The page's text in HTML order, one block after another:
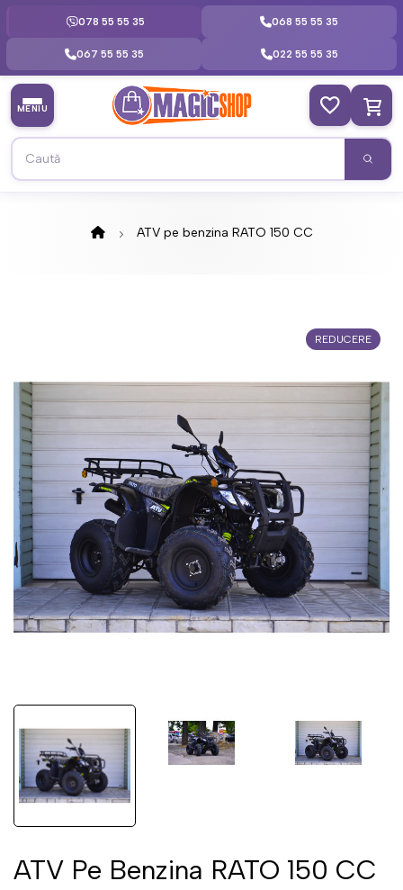
078 55 55 35 068 55 55 35
067 55 55 35 022 55 55 35
MENIU
ATV pe benzina RATO 150 CC
REDUCERE
ATV Pe Benzina RATO 150 CC